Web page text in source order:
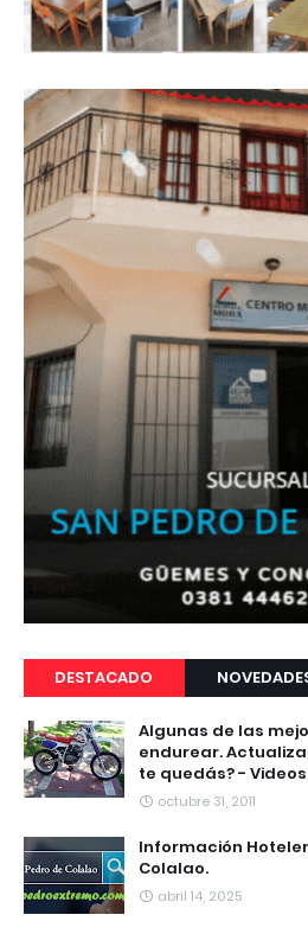
DESTACADO
Algunas de las
endurear.
te quedás? -
octubre 31, 2011
Información
Colalao.
abril 14, 2025